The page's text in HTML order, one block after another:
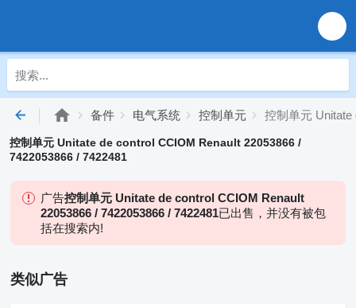
备件 电气系统 控制单元 控制单元 Unitate
控制单元 Unitate de control CCIOM Renault 22053866 /
7422053866 / 7422481
广告控制单元 Unitate de control CCIOM Renault
22053866 / 7422053866 / 7422481已出售，并没有被包
括在搜索内!
类似广告